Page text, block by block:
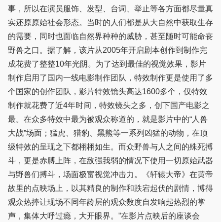
事，所以在演员服饰、发型、台词、举止等各方面都尽量真
实还原原始社会形态。当时的人们都是从大自然中获取生存
的需要，同时也面临自然界种种的威胁，甚至随时可能命丧
野兽之口。据了解，该片从2005年开启剧本创作到制作完
成花费了整整10年光阴。为了达到最佳的视觉效果，影片
制作启用了国内一线电影制作团队，特效制作更是使用了多
个国家的创作团队，影片特效镜头高达1600多个，仅特效
制作就花费了近4年时间，特效镜头之多，创下国产电影之
最。在众多特效中最为被观众称道的，就是影片中的“人兽
大战”场面；猛虎、猎豹、黑熊等一系列凶猛的动物，在顶
级特效的呈现之下都栩栩如生。而众野兽与人之间的殊死搏
斗，更是赤膊上阵，在敌强我弱的情况下使用一切原始武器
与野兽们搏斗，场面极富视觉冲击力。《轩辕大帝》在黄帝
故里的点映场上，以其精良的制作和跌宕起伏的剧情，博得
观众热捧让现场不同年龄层的观众数度自发响起热烈的掌
声，集体大呼过瘾，大开眼界。”在影片点映后的座谈会